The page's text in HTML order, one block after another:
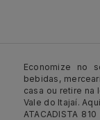
Economize no
bebidas,
casa ou retire na
Vale do Itajaí.
ATACADISTA